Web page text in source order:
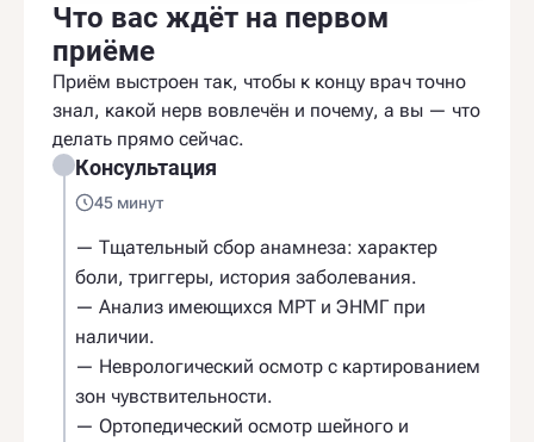
Что вас ждёт на первом
приёме
Приём выстроен так, чтобы к концу врач точно
знал, какой нерв вовлечён и почему, а вы — что
делать прямо сейчас.
Консультация
45 минут
— Тщательный сбор анамнеза: характер
боли, триггеры, история заболевания.
— Анализ имеющихся МРТ и ЭНМГ при
наличии.
— Неврологический осмотр с картированием
зон чувствительности.
— Ортопедический осмотр шейного и